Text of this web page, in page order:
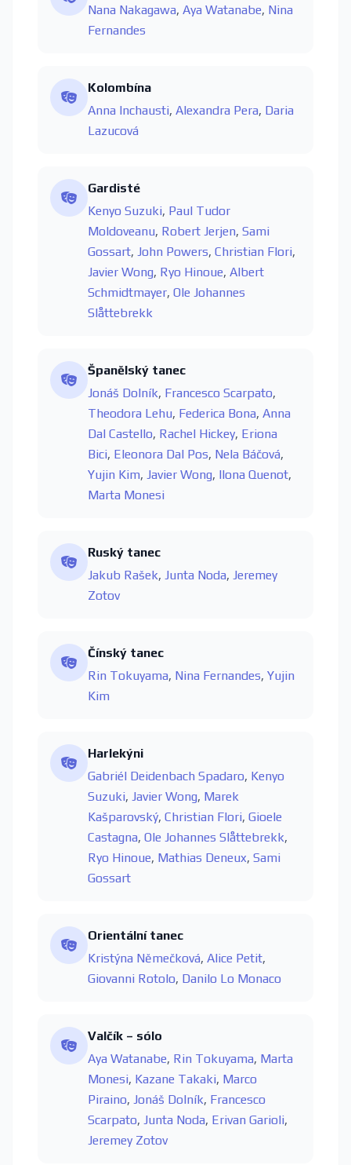
Nana Nakagawa, Aya Watanabe, Nina
Fernandes
Kolombína
Anna Inchausti, Alexandra Pera, Daria
Lazucová
Gardisté
Kenyo Suzuki, Paul Tudor
Moldoveanu, Robert Jerjen, Sami
Gossart, John Powers, Christian Flori,
Javier Wong, Ryo Hinoue, Albert
Schmidtmayer, Ole Johannes
Slåttebrekk
Španělský tanec
Jonáš Dolník, Francesco Scarpato,
Theodora Lehu, Federica Bona, Anna
Dal Castello, Rachel Hickey, Eriona
Bici, Eleonora Dal Pos, Nela Báčová,
Yujin Kim, Javier Wong, Ilona Quenot,
Marta Monesi
Ruský tanec
Jakub Rašek, Junta Noda, Jeremey
Zotov
Čínský tanec
Rin Tokuyama, Nina Fernandes, Yujin
Kim
Harlekýni
Gabriél Deidenbach Spadaro, Kenyo
Suzuki, Javier Wong, Marek
Kašparovský, Christian Flori, Gioele
Castagna, Ole Johannes Slåttebrekk,
Ryo Hinoue, Mathias Deneux, Sami
Gossart
Orientální tanec
Kristýna Němečková, Alice Petit,
Giovanni Rotolo, Danilo Lo Monaco
Valčík – sólo
Aya Watanabe, Rin Tokuyama, Marta
Monesi, Kazane Takaki, Marco
Piraino, Jonáš Dolník, Francesco
Scarpato, Junta Noda, Erivan Garioli,
Jeremey Zotov